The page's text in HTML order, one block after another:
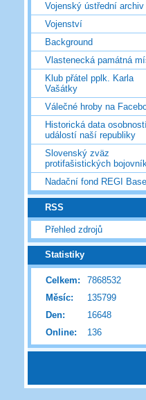
Vojenský ústřední archiv
Vojenství
Background
Vlastenecká památná
Klub přátel pplk. Karla
Vašátky
Válečné hroby na
Historická data
událostí naší republiky
Slovenský zväz
protifašistických
Nadační fond REGI Base
RSS
Přehled zdrojů
Statistiky
Online: 136
Celkem:
7868532
Měsíc:
135799
Den:
16648